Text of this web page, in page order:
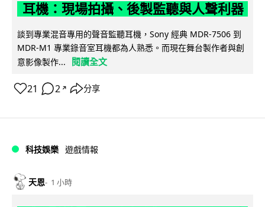
耳機：現場拍攝、後製監聽與人聲利器
談到專業混音專用的聲音監聽耳機，Sony 經典 MDR-7506 到
MDR-M1 專業錄音室耳機都為人熟悉。而現在舞台製作者與創
意影像製作...
閱讀全文
21 2 ↗ 分享
科技娛樂 遊戲情報
天恩 1 小時